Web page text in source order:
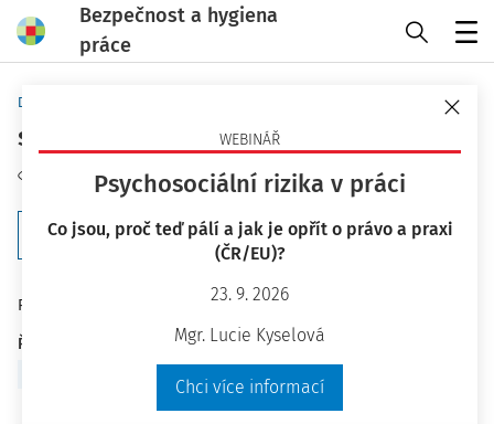
Bezpečnost a hygiena
práce
WEBINÁŘ
Psychosociální rizika v práci
Co jsou, proč teď pálí a jak je opřít o právo a praxi
(ČR/EU)?
23. 9. 2026
Mgr. Lucie Kyselová
Chci více informací
Domů
skončení pracovního poměru
Sledovat téma
Filtr
Počet vyhledaných dokumentů:7
Řadit podle